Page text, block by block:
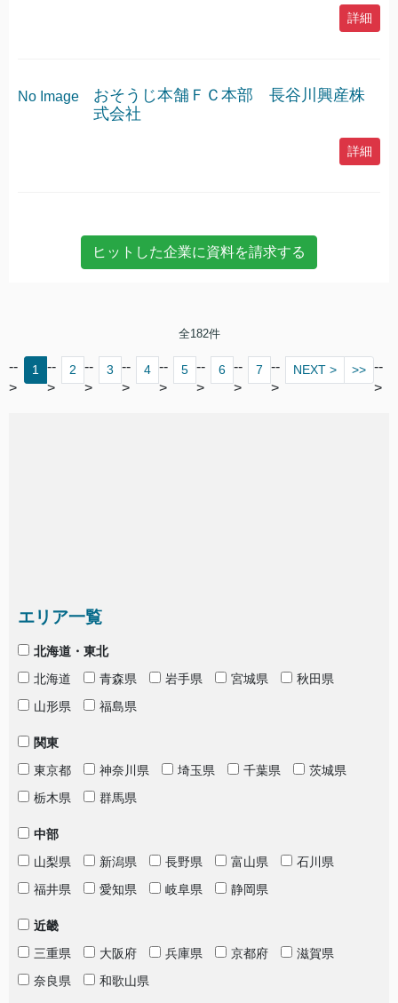
詳細
No Image
おそうじ本舗ＦＣ本部 長谷川興産株
式会社
詳細
全182件
--
>
1
--
>
2
--
>
3
--
>
4 --
>
5 --
>
6 --
>
7
--
>
NEXT > >> --
>
エリア一覧
北海道・東北
北海道
青森県 岩手県 宮城県
秋田県
山形県
福島県
関東
東京都
神奈川県 埼玉県 千葉県
茨城県
栃木県
群馬県
中部
山梨県
新潟県 長野県 富山県
石川県
福井県
愛知県 岐阜県 静岡県
近畿
三重県
大阪府 兵庫県 京都府
滋賀県
奈良県
和歌山県